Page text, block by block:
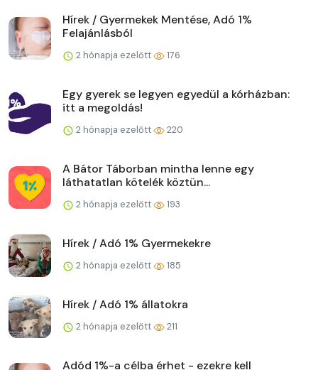
Hírek / Gyermekek Mentése, Adó 1%
Felajánlásból
2 hónapja ezelőtt 176
Egy gyerek se legyen egyedül a kórházban:
itt a megoldás!
2 hónapja ezelőtt 220
A Bátor Táborban mintha lenne egy
láthatatlan kötelék köztün...
2 hónapja ezelőtt 193
Hírek / Adó 1% Gyermekekre
2 hónapja ezelőtt 185
Hírek / Adó 1% állatokra
2 hónapja ezelőtt 211
Adód 1%-a célba érhet - ezekre kell